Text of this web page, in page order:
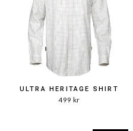
ULTRA HERITAGE SHIRT
499 kr